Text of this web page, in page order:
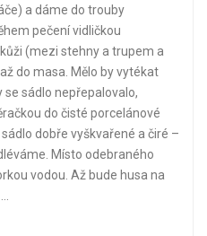
a dáme do trouby
pečení vidličkou
(mezi stehny a trupem a
do masa. Mělo by vytékat
se sádlo nepřepalovalo,
do čisté porcelánové
dobře vyškvařené a čiré –
Místo odebraného
vodou. Až bude husa na